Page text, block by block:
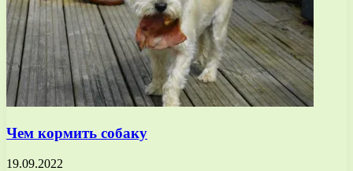
Чем кормить собаку
19.09.2022